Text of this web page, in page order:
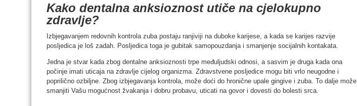
Kako dentalna anksioznost utiče na cjelokupno
zdravlje?
Izbjegavanjem redovnih kontrola zuba postaju ranjiviji na duboke karijese, a kada se karijes razvije
posljedica je loš zadah. Posljedica toga je gubitak samopouzdanja i smanjenje socijalnih kontakata.
Jedna je stvar kada zbog dentalne anksioznosti trpe međuljudski odnosi, a sasvim je druga kada ona
počinje imati uticaja na zdravlje cijelog organizma. Zdravstvene posljedice mogu biti vrlo neugodne i
poprilično ozbiljne. Zbog izbjegavanja kontrola, može doći do hronične upale gingive i zuba. To dalje može
smanjiti Vašu mogućnost žvakanja i dobru probavu, uticati na govor i dovesti do bolesti srca.